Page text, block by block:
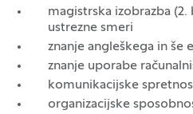
magistrska izobrazba
ustrezne smeri
znanje angleškega in še
znanje uporabe
komunikacijske
organizacijske